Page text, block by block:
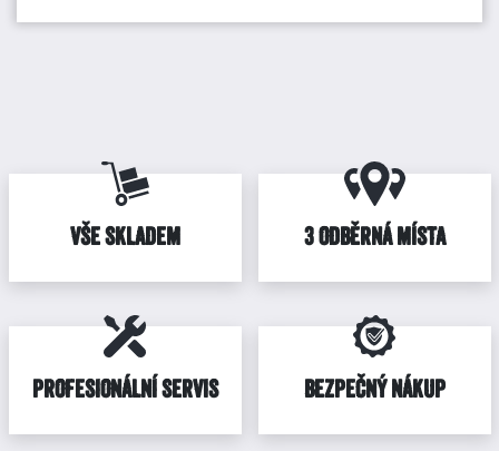
VŠE SKLADEM 3 ODBĚRNÁ MÍSTA
PROFESIONÁLNÍ SERVIS BEZPEČNÝ NÁKUP